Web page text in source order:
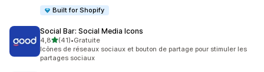
Built for Shopify
Social Bar: Social Media Icons
4,8étoile(s) sur 5
(41)
41 avis au total
•Gratuite
Icônes de réseaux sociaux et bouton de partage pour stimuler les
partages sociaux